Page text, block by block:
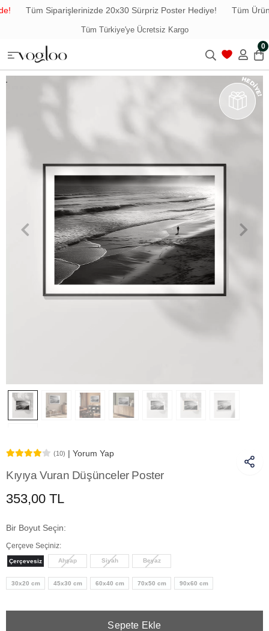
Tüm Siparişlerinizde 20x30 Sürpriz Poster Hediye! Tüm
Tüm Türkiye'ye Ücretsiz Kargo
0
(10) | Yorum Yap
Kıyıya Vuran Düşünceler Poster
353,00 TL
Bir Boyut Seçin:
Çerçeve Seçiniz:
Çerçevesiz Ahşap Siyah Beyaz
30x20 cm 45x30 cm 60x40 cm 70x50 cm 90x60 cm
Sepete Ekle